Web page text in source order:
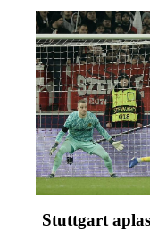
Stuttgart